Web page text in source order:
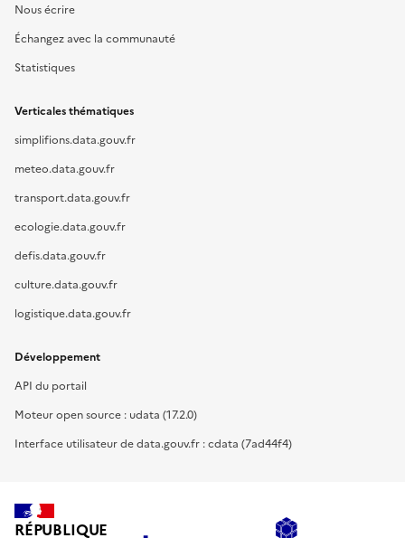
Nous écrire
Échangez avec la communauté
Statistiques
Verticales thématiques
simplifions.data.gouv.fr
meteo.data.gouv.fr
transport.data.gouv.fr
ecologie.data.gouv.fr
defis.data.gouv.fr
culture.data.gouv.fr
logistique.data.gouv.fr
Développement
API du portail
Moteur open source : udata (17.2.0)
Interface utilisateur de data.gouv.fr : cdata (7ad44f4)
RÉPUBLIQUE